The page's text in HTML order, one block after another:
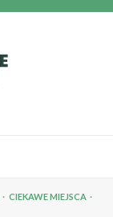
CIEKAWE MIEJSCA